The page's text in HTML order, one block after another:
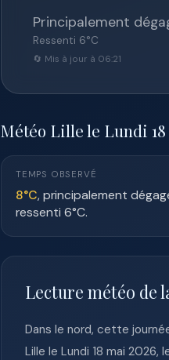
Principalement
Ressenti 6°C
🔄 Mis à jour à 06:21
Météo Lille le Lundi
TEMPS OBSERVÉ
8°C, principalement
ressenti 6°C.
Lecture météo de
Dans le nord, cette
Lille le Lundi 18 mai